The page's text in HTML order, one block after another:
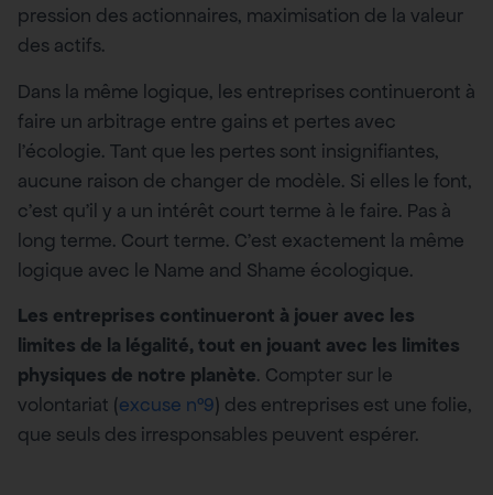
pression des actionnaires, maximisation de la valeur
des actifs.
Dans la même logique, les entreprises continueront à
faire un arbitrage entre gains et pertes avec
l’écologie. Tant que les pertes sont insignifiantes,
aucune raison de changer de modèle. Si elles le font,
c’est qu’il y a un intérêt court terme à le faire. Pas à
long terme. Court terme. C’est exactement la même
logique avec le Name and Shame écologique.
Les entreprises continueront à jouer avec les
limites de la légalité, tout en jouant avec les limites
physiques de notre planète. Compter sur le
volontariat (excuse n°9) des entreprises est une folie,
que seuls des irresponsables peuvent espérer.